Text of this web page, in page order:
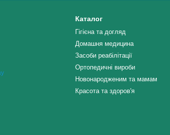
Каталог
Гігієна та догляд
Домашня медицина
Засоби реабілітації
Ортопедичні вироби
Новонародженим та мамам
Красота та здоров'я